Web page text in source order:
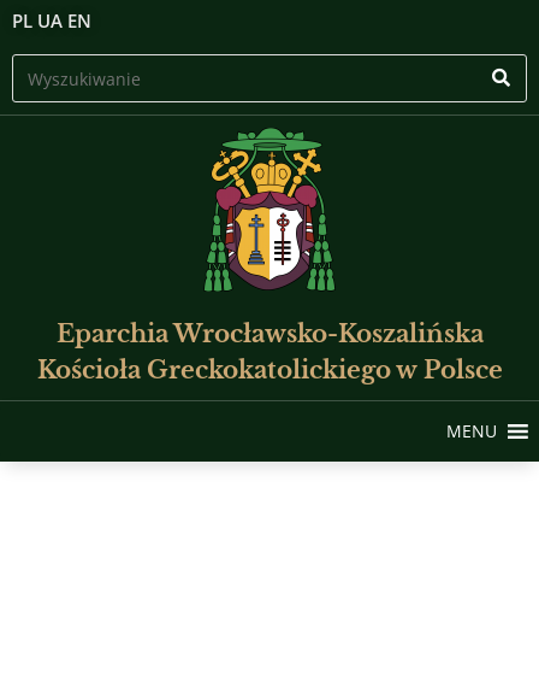
PL UA EN
Eparchia Wrocławsko-Koszalińska
Kościoła Greckokatolickiego w Polsce
MENU